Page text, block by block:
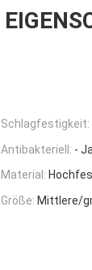
Schlagfestigkeit:
Antibakteriell: -
Material:
Größe: Mittlere/